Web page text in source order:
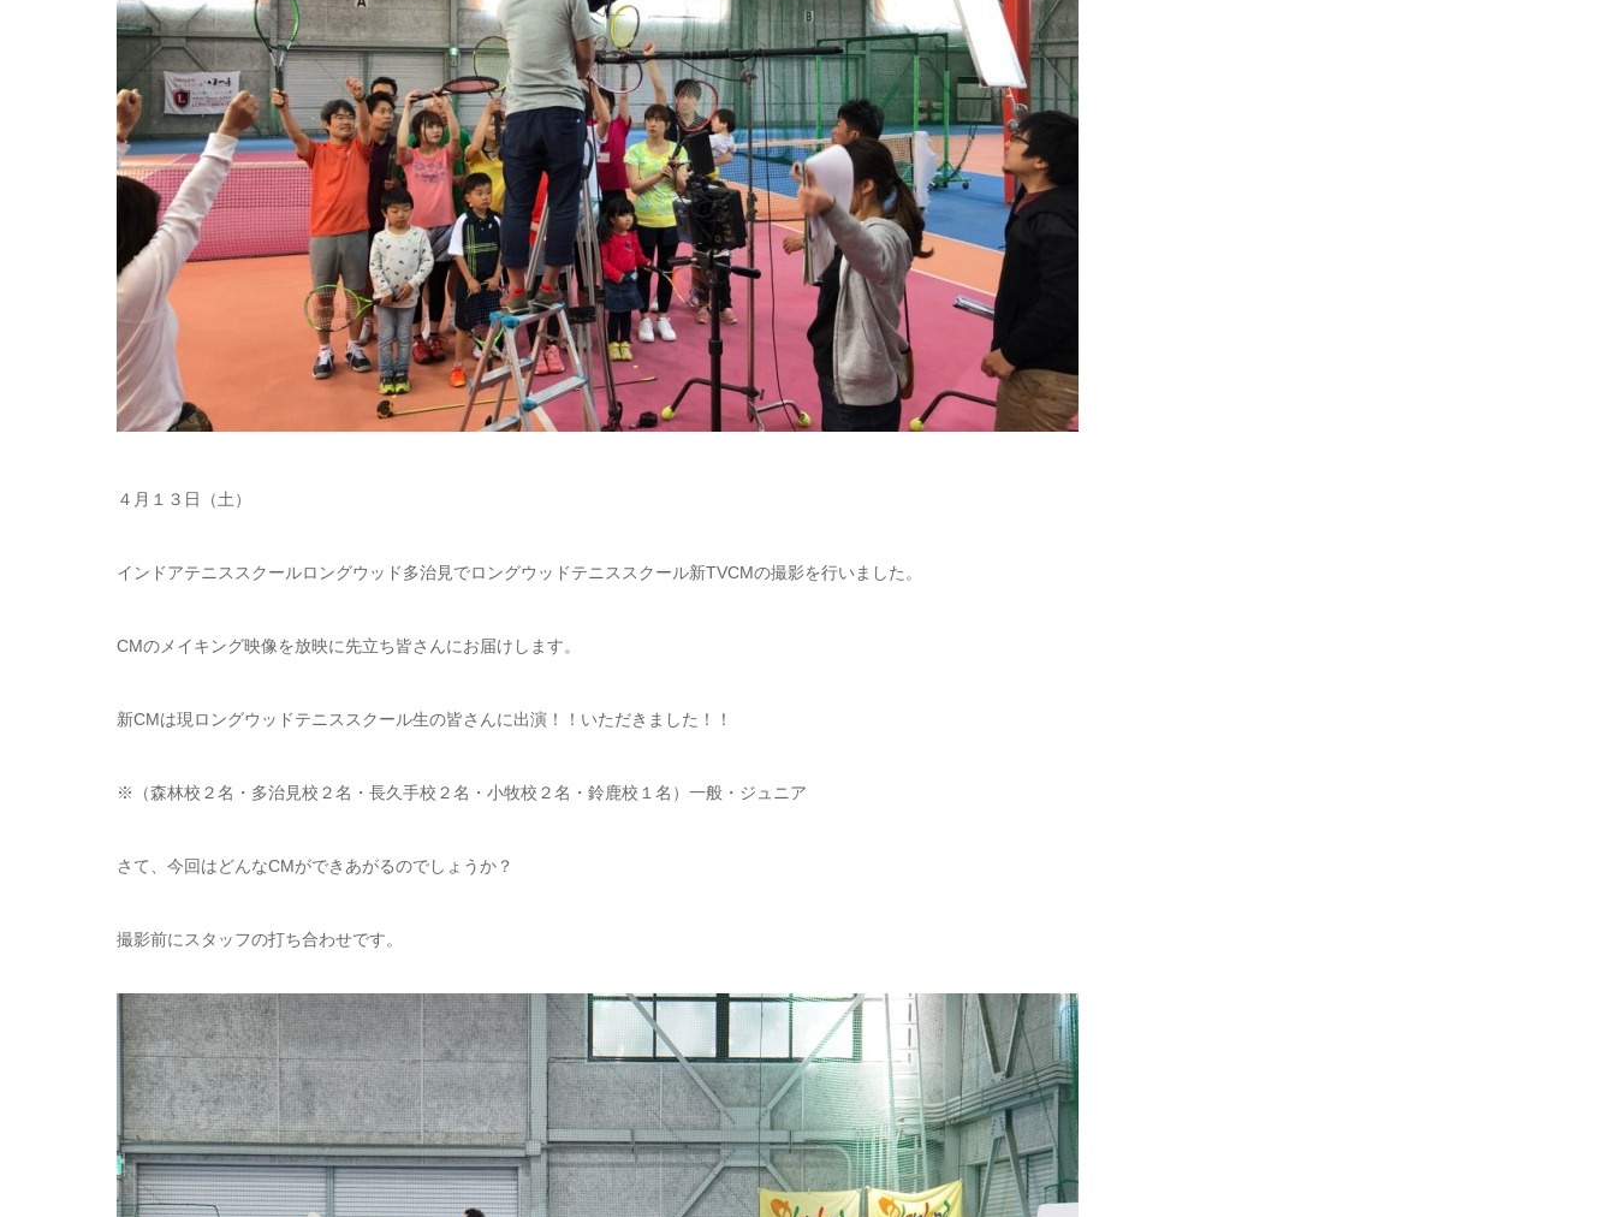
４月１３日（土）
インドアテニススクールロングウッド多治見でロングウッドテニススクール新TVCMの撮影を行いました。
CMのメイキング映像を放映に先立ち皆さんにお届けします。
新CMは現ロングウッドテニススクール生の皆さんに出演！！いただきました！！
※（森林校２名・多治見校２名・長久手校２名・小牧校２名・鈴鹿校１名）一般・ジュニア
さて、今回はどんなCMができあがるのでしょうか？
撮影前にスタッフの打ち合わせです。